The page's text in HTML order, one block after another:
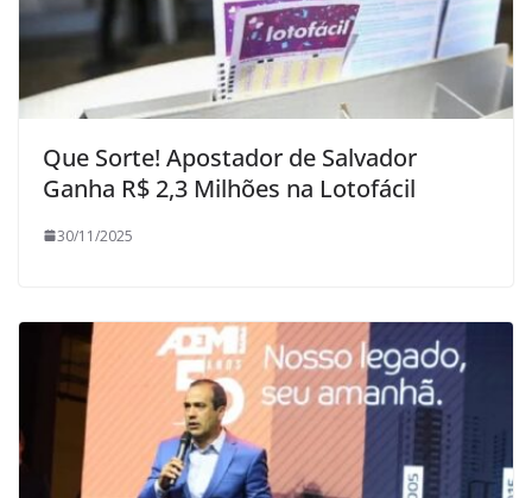
Que Sorte! Apostador de Salvador
Ganha R$ 2,3 Milhões na Lotofácil
30/11/2025